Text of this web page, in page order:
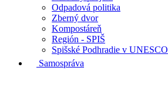
Odpadová politika
Zberný dvor
Kompostáreň
Región - SPIŠ
Spišské Podhradie v UNESCO
Samospráva